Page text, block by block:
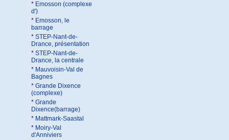
* Emosson (complexe
d')
* Emosson, le
barrage
* STEP-Nant-de-
Drance, présentation
* STEP-Nant-de-
Drance, la centrale
* Mauvoisin-Val de
Bagnes
* Grande Dixence
(complexe)
* Grande
Dixence(barrage)
* Mattmark-Saastal
* Moiry-Val
d'Anniviers